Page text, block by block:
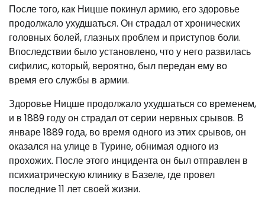
После того, как Ницше покинул армию, его здоровье
продолжало ухудшаться. Он страдал от хронических
головных болей, глазных проблем и приступов боли.
Впоследствии было установлено, что у него развилась
сифилис, который, вероятно, был передан ему во
время его службы в армии.
Здоровье Ницше продолжало ухудшаться со временем,
и в 1889 году он страдал от серии нервных срывов. В
январе 1889 года, во время одного из этих срывов, он
оказался на улице в Турине, обнимая одного из
прохожих. После этого инцидента он был отправлен в
психиатрическую клинику в Базеле, где провел
последние 11 лет своей жизни.